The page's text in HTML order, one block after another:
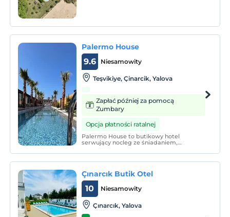
Palermo House
Niesamowity
9.6
Teşvikiye, Çinarcik, Yalova
Zapłać później za pomocą
Zumbary
Opcja płatności ratalnej
Palermo House to butikowy hotel
serwujący nocleg ze śniadaniem,
oferuje również usługi restauracyjne a'la
carte.
Çınarcık Butik Otel
Niesamowity
10
Çınarcık, Yalova